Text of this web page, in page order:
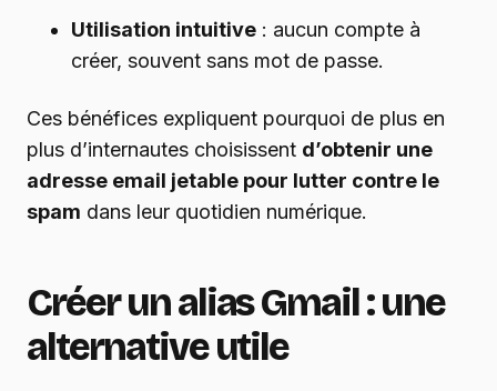
Utilisation intuitive : aucun compte à
créer, souvent sans mot de passe.
Ces bénéfices expliquent pourquoi de plus en
plus d’internautes choisissent d’obtenir une
adresse email jetable pour lutter contre le
spam dans leur quotidien numérique.
Créer un alias Gmail : une
alternative utile